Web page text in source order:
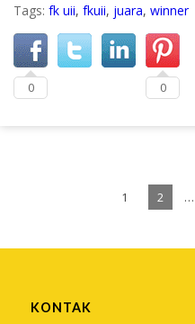
Tags: fk uii, fkuii, juara, winner
0 0
1 2 …
KONTAK